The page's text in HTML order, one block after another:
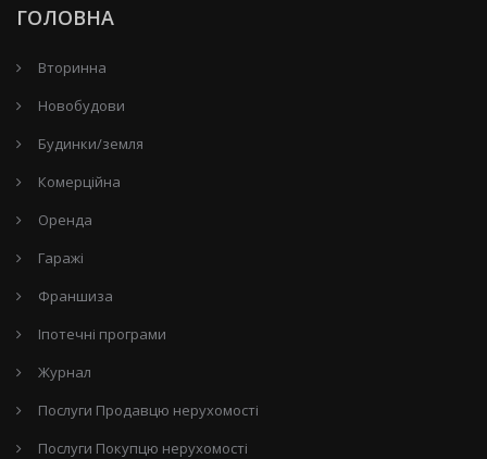
ГОЛОВНА
Вторинна
Новобудови
Будинки/земля
Комерційна
Оренда
Гаражі
Франшиза
Іпотечні програми
Журнал
Послуги Продавцю нерухомості
Послуги Покупцю нерухомості